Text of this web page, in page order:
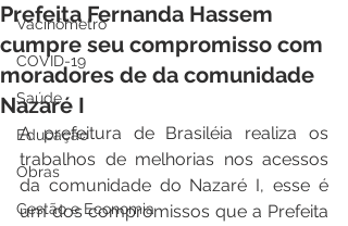
Vacinômetro
COVID-19
Saúde
Educação
Obras
Gestão e Economia
Prefeita Fernanda Hassem
cumpre seu compromisso com
moradores de da comunidade
Nazaré I
A prefeitura de Brasiléia realiza os
trabalhos de melhorias nos acessos
da comunidade do Nazaré I, esse é
um dos compromissos que a Prefeita